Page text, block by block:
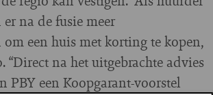
na de fusie meer
een huis met korting te kopen,
“Direct na het uitgebrachte advies
PBY een Koopgarant-voorstel